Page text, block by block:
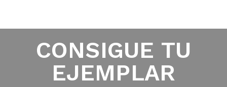
CONSIGUE TU
EJEMPLAR